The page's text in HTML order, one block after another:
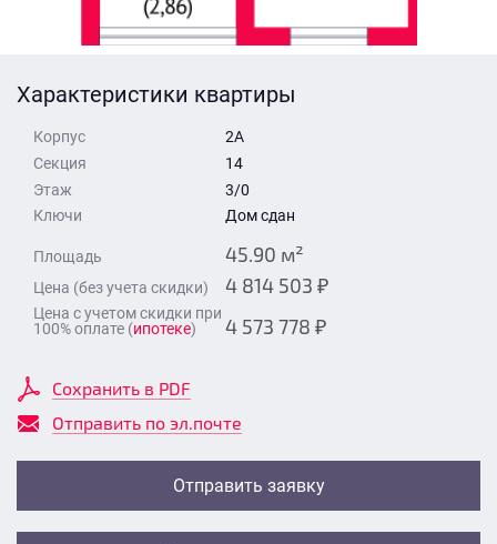
Характеристики квартиры
Корпус
2А
Секция
14
Этаж
3/0
Ключи
Дом сдан
Площадь 45.90 м²
Цена (без учета скидки) 4 814 503 ₽
Цена с учетом скидки при
100% оплате (ипотеке) 4 573 778 ₽
Сохранить в PDF
Отправить по эл.почте
Отправить заявку
Отправить
Отправить